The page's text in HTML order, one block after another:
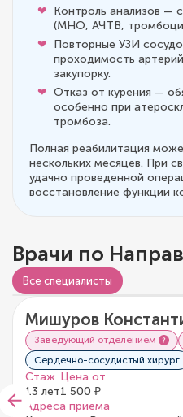
Контроль анализов —
(МНО, АЧТВ,
Повторные УЗИ
проходимость
закупорку.
Отказ от курения —
особенно при
тромбоза.
Полная реабилитация
нескольких месяцев. При
удачно проведенной
восстановление функции
Врачи по
Все специалисты
5/5
17 отзывов
Видео о враче
Мишуров
Заведующий отделением
Сердечно-сосудистый хирург
Стаж
13 лет
Цена от
1 500 ₽
Адреса приема